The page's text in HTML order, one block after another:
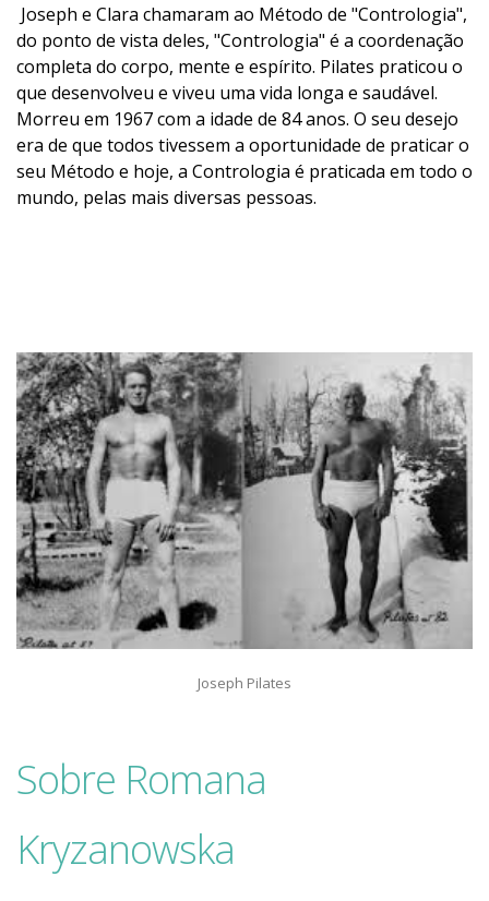
Joseph e Clara chamaram ao Método de "Contrologia",
do ponto de vista deles, "Contrologia" é a coordenação
completa do corpo, mente e espírito. Pilates praticou o
que desenvolveu e viveu uma vida longa e saudável.
Morreu em 1967 com a idade de 84 anos. O seu desejo
era de que todos tivessem a oportunidade de praticar o
seu Método e hoje, a Contrologia é praticada em todo o
mundo, pelas mais diversas pessoas.
Joseph Pilates
Sobre Romana
Kryzanowska